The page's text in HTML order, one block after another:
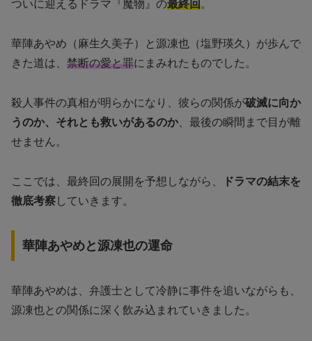
ついに迎えるドラマ『魔物』の最終回。
華陣あやめ（麻生久美子）と源凍也（塩野瑛久）が歩んで
きた道は、 禁断の愛と罪にまみれたものでした。
殺人事件の真相が明らかになり、彼らの関係が破滅に向か
うのか、それとも救いがあるのか 、最後の瞬間まで目が離
せません。
ここでは、最終回の展開を予想しながら、
ドラマの結末を
徹底考察していきます。
華陣あやめと源凍也の運命
華陣あやめは、弁護士として冷静に事件を追いながらも、
源凍也との関係に深く飲み込まれていきました。